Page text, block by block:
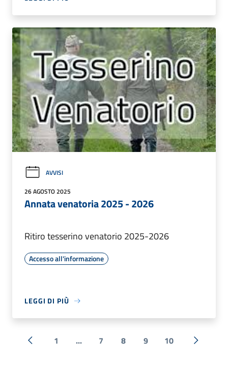
AVVISI
26 AGOSTO 2025
Annata venatoria 2025 - 2026
Ritiro tesserino venatorio 2025-2026
Accesso all'informazione
LEGGI DI PIÙ
« Precedente
1 ... 7 8 9 10